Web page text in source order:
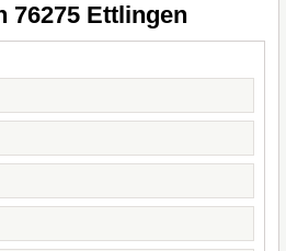
76275 Ettlingen